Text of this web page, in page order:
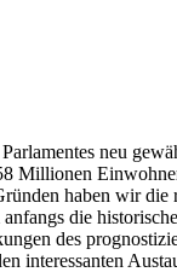
neu
Millionen
haben wir
die
des
interessanten